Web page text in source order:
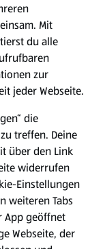
Mit
du alle
zur
jeder Webseite.
die
treffen. Deine
über den Link
widerrufen
Einstellungen
weiteren Tabs
App geöffnet
Webseite, der